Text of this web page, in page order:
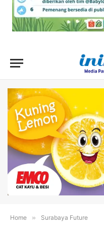
Home » Surabaya Future